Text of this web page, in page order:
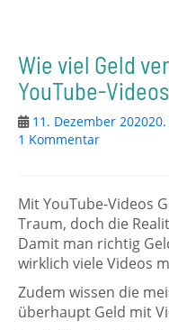
Wie viel Geld
YouTube-
11. Dezember 2020
1 Kommentar
Mit YouTube-Videos
Traum, doch die
Damit man richtig
wirklich viele Videos
Zudem wissen die
überhaupt Geld mit